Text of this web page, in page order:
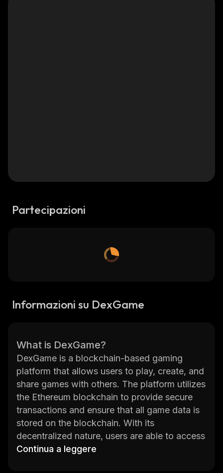
Partecipazioni
Informazioni su DexGame
What is DexGame?
DexGame is a blockchain-based gaming
platform that allows users to play, create, and
share games with others. The platform utilizes
the Ethereum blockchain to provide secure
transactions and ensure that all game data is
stored on the blockchain. With its
decentralized nature, users are able to access
their games from anywhere in the world
Continua a leggere